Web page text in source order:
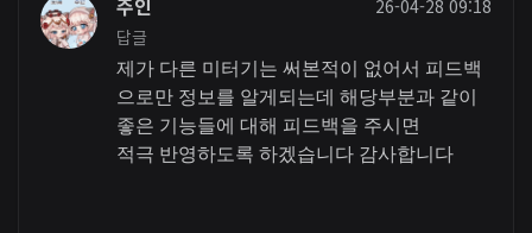
주인
26-04-28 09:18
답글
제가 다른 미터기는 써본적이 없어서 피드백
으로만 정보를 알게되는데 해당부분과 같이
좋은 기능들에 대해 피드백을 주시면
적극 반영하도록 하겠습니다 감사합니다